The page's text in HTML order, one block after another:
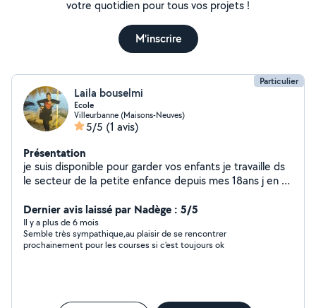
votre quotidien pour tous vos projets !
M'inscrire
Particulier
Laila bouselmi
Ecole
Villeurbanne (Maisons-Neuves)
5/5 (1 avis)
Présentation
je suis disponible pour garder vos enfants je travaille ds
le secteur de la petite enfance depuis mes 18ans j en ai
être en contact avec les enfants je suis douce patiente
et souriante
Dernier avis laissé par Nadège : 5/5
Il y a plus de 6 mois
Semble très sympathique,au plaisir de se rencontrer
prochainement pour les courses si c'est toujours ok